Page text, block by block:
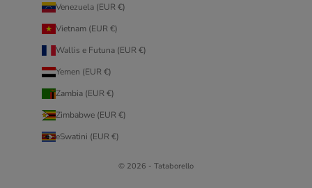
Venezuela (EUR €)
Vietnam (EUR €)
Wallis e Futuna (EUR €)
Yemen (EUR €)
Zambia (EUR €)
Zimbabwe (EUR €)
eSwatini (EUR €)
© 2026 - Tataborello